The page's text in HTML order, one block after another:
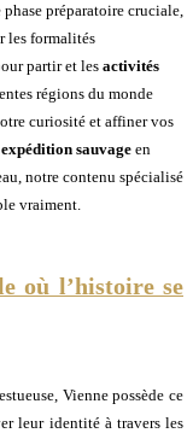
préparatoire cruciale,
les formalités
partir et les activités
régions du monde
curiosité et affiner vos
expédition sauvage en
notre contenu spécialisé
vraiment.
où l’histoire se
Vienne possède ce
leur identité à travers les